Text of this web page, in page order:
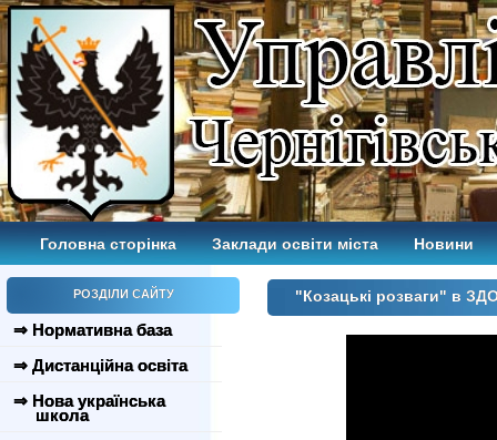
Головна сторінка Заклади освіти міста Новини
РОЗДІЛИ САЙТУ
⇒ Нормативна база
⇒ Дистанційна освіта
⇒ Нова українська
школа
"Козацькі розваги" в